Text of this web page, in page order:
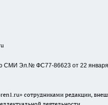
СМИ Эл.№ ФС77-86623 от 22
сотрудниками редакции,